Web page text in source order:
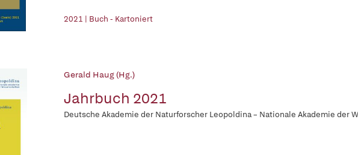
2021 | Buch - Kartoniert
Gerald Haug (Hg.)
Jahrbuch 2021
Deutsche Akademie der Naturforscher Leopoldina – Nationale Akademie der